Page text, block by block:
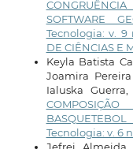
SOFTWARE
Tecnologia: v. 9
DE CIÊNCIAS E
Keyla Batista
Joamira
Ialuska Guerra,
Tecnologia: v. 6
Jefrei Almeida